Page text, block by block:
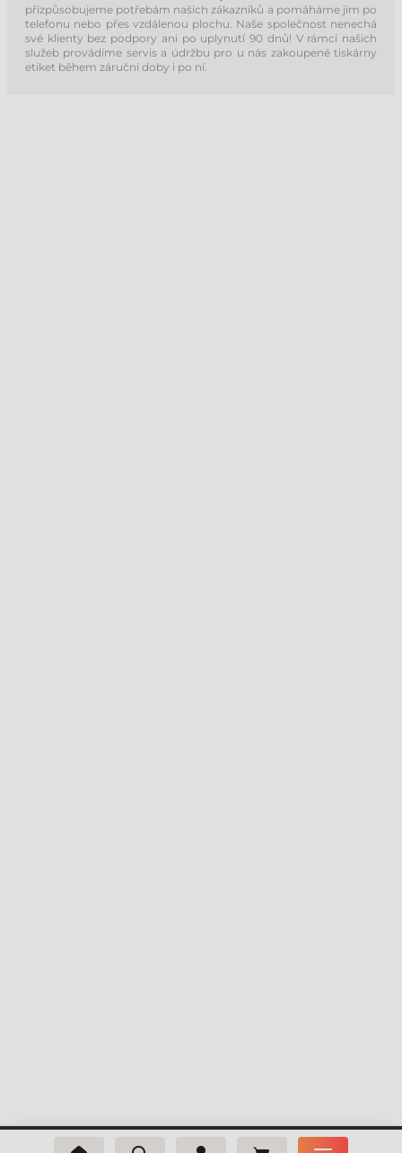
přizpůsobujeme potřebám našich zákazníků a pomáháme jim po
telefonu nebo přes vzdálenou plochu. Naše společnost nenechá
své klienty bez podpory ani po uplynutí 90 dnů! V rámci našich
služeb provádíme servis a údržbu pro u nás zakoupené tiskárny
etiket během záruční doby i po ní.